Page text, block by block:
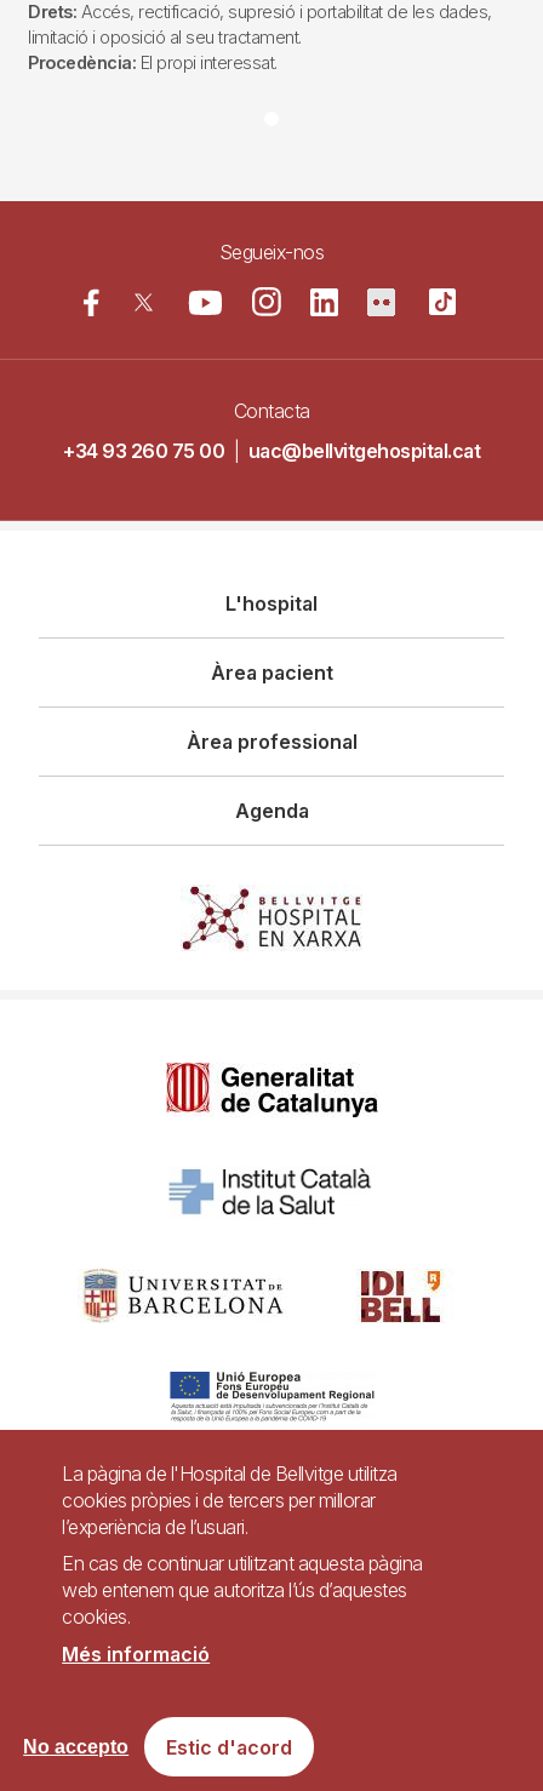
Drets: Accés, rectificació, supresió i portabilitat de les dades,
limitació i oposició al seu tractament.
Procedència: El propi interessat.
Segueix-nos
Contacta
+34 93 260 75 00
uac@bellvitgehospital.cat
principal
L'hospital
Àrea pacient
Àrea professional
Agenda
Pie
página
Contacte
Accessibilitat Avís legal Ajuda
Lloc web accessible de conformitat amb el Reial Decret 1112/2018, de 7 de
setembre, sobre accessibilitat dels llocs web i aplicacions per a dispositius
mòbils del sector públic.
La pàgina de l'Hospital de Bellvitge utilitza
cookies pròpies i de tercers per millorar
l’experiència de l’usuari.
En cas de continuar utilitzant aquesta pàgina
web entenem que autoritza l’ús d’aquestes
cookies.
Més informació
Estic d'acord
No accepto